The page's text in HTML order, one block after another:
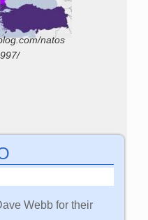
natos
Webb for their